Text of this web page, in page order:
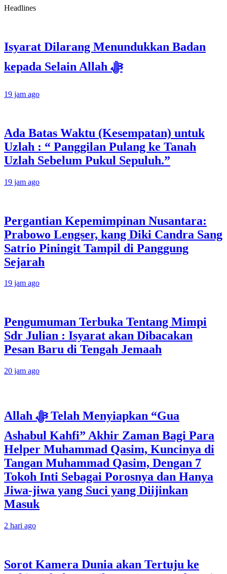
Headlines
Isyarat Dilarang Menundukkan Badan
kepada Selain Allah ﷻ
19 jam ago
Ada Batas Waktu (Kesempatan) untuk
Uzlah : “ Panggilan Pulang ke Tanah
Uzlah Sebelum Pukul Sepuluh.”
19 jam ago
Pergantian Kepemimpinan Nusantara:
Prabowo Lengser, kang Diki Candra Sang
Satrio Piningit Tampil di Panggung
Sejarah
19 jam ago
Pengumuman Terbuka Tentang Mimpi
Sdr Julian : Isyarat akan Dibacakan
Pesan Baru di Tengah Jemaah
20 jam ago
Allah ﷻ Telah Menyiapkan “Gua
Ashabul Kahfi” Akhir Zaman Bagi Para
Helper Muhammad Qasim, Kuncinya di
Tangan Muhammad Qasim, Dengan 7
Tokoh Inti Sebagai Porosnya dan Hanya
Jiwa-jiwa yang Suci yang Diijinkan
Masuk
2 hari ago
Sorot Kamera Dunia akan Tertuju ke